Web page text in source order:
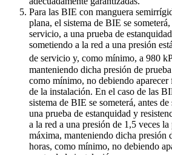
Para las BIE con manguera
plana, el sistema de BIE se
servicio, a una prueba de
sometiendo a la red a una presión
de servicio y, como mínimo, a 980
manteniendo dicha presión de
como mínimo, no debiendo
de la instalación. En el caso de las
sistema de BIE se someterá, antes
una prueba de estanquidad y
a la red a una presión de 1,5 veces
máxima, manteniendo dicha presión
horas, como mínimo, no debiendo